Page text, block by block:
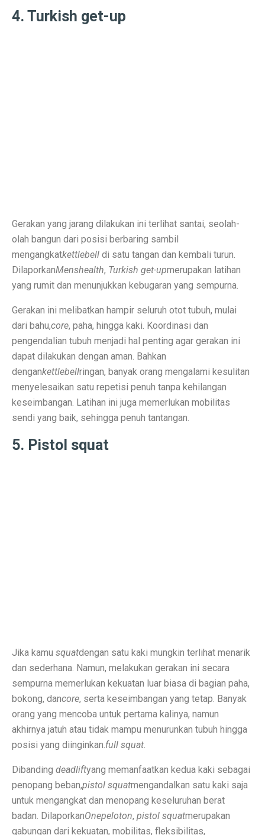
Penelitian: Asam Laut Meningkat, Pengaruh pada Gigi
Rekomendasi Teknikal Saham ASSA, ARCI, BWPT
Strategi Buffett: Kelola Uang Tanpa Rugi di 2025
Ramalan Zodiak Libra dan Scorpio 2 Oktober 2025:
Ramalan Jawa: 7 Weton Siap Bawa Kekayaan di
Semua Weton Jawa Beruntung! Energi Rezeki
Cara Pintar Memilih Tenor KPR dengan Bunga Rendah
7 Jenis Pembelian yang Masih Terasa Memboroskan
Sidang Korupsi Kredit Fiktif Bank Jatim: Khofifah
Harga Saham COIN Melonjak 3.000% Sejak IPO,
Tok, DPR Setujui Perubahan UU, Kementerian BUMN
Pengusaha Diminta Ikut Perkuat Restorasi Gambut di
Ramalan Zodiak Aries dan Taurus 2 Oktober 2025:
Asuransi Kaltim-Kaltara Mengalami Kontraksi, Literasi
Psikiater Tidak Cocok? Ini Tanda Kamu Butuh
Prakiraan Cuaca BMKG Hang Nadim Batam Hari Ini 2
4. Turkish get-up
Gerakan yang jarang dilakukan ini terlihat santai, seolah-
olah bangun dari posisi berbaring sambil
mengangkatkettlebell di satu tangan dan kembali turun.
DilaporkanMenshealth, Turkish get-upmerupakan latihan
yang rumit dan menunjukkan kebugaran yang sempurna.
Gerakan ini melibatkan hampir seluruh otot tubuh, mulai
dari bahu,core, paha, hingga kaki. Koordinasi dan
pengendalian tubuh menjadi hal penting agar gerakan ini
dapat dilakukan dengan aman. Bahkan
dengankettlebellringan, banyak orang mengalami kesulitan
menyelesaikan satu repetisi penuh tanpa kehilangan
keseimbangan. Latihan ini juga memerlukan mobilitas
sendi yang baik, sehingga penuh tantangan.
5. Pistol squat
Jika kamu squatdengan satu kaki mungkin terlihat menarik
dan sederhana. Namun, melakukan gerakan ini secara
sempurna memerlukan kekuatan luar biasa di bagian paha,
bokong, dancore, serta keseimbangan yang tetap. Banyak
orang yang mencoba untuk pertama kalinya, namun
akhirnya jatuh atau tidak mampu menurunkan tubuh hingga
posisi yang diinginkan. full squat.
Dibanding deadliftyang memanfaatkan kedua kaki sebagai
penopang beban,pistol squatmengandalkan satu kaki saja
untuk mengangkat dan menopang keseluruhan berat
badan. DilaporkanOnepeloton, pistol squatmerupakan
gabungan dari kekuatan, mobilitas, fleksibilitas,